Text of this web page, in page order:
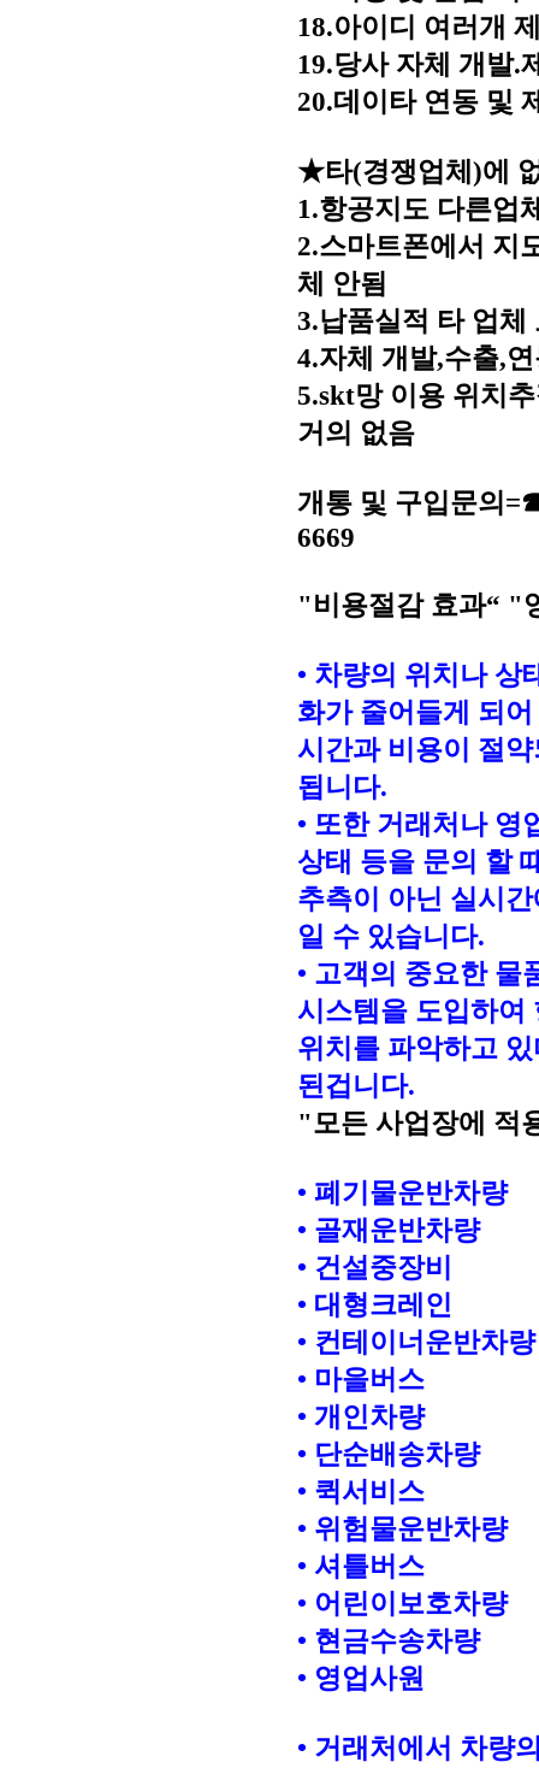
18.아이디 여러개
19.당사 자체 개발.
20.데이타 연동 및
★타(경쟁업체)에
1.항공지도 다른업
2.스마트폰에서 지
체 안됨
3.납품실적 타 업체
4.자체 개발,수출,
5.skt망 이용 위치
거의 없음
개통 및 구입문의
6669
"비용절감 효과“ "
• 차량의 위치나 상
화가 줄어들게 되어
시간과 비용이 절
됩니다.
• 또한 거래처나 영
상태 등을 문의 할
추측이 아닌 실시
일 수 있습니다.
• 고객의 중요한 물
시스템을 도입하여
위치를 파악하고
된겁니다.
"모든 사업장에 적
• 폐기물운반차량
• 골재운반차량
• 건설중장비
• 대형크레인
• 컨테이너운반차량
• 마을버스
• 개인차량
• 단순배송차량
• 퀵서비스
• 위험물운반차량
• 셔틀버스
• 어린이보호차량
• 현금수송차량
• 영업사원
• 거래처에서 차량